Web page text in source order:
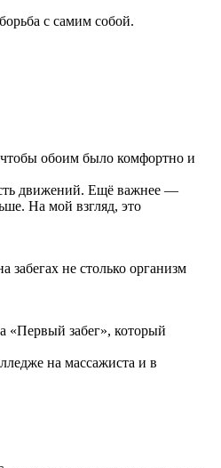
с самим собой.
чтобы обоим было комфортно и
движений. Ещё важнее —
На мой взгляд, это
забегах не столько организм
«Первый забег», который
на массажиста и в